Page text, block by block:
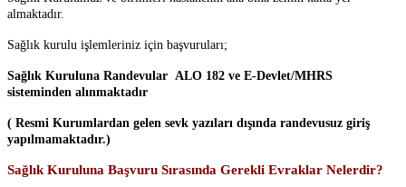
almaktadır.
Sağlık kurulu işlemleriniz için başvuruları;
Sağlık Kuruluna Randevular ALO 182 ve E-Devlet/MHRS
sisteminden alınmaktadır
( Resmi Kurumlardan gelen sevk yazıları dışında randevusuz giriş
yapılmamaktadır.)
Sağlık Kuruluna Başvuru Sırasında Gerekli Evraklar Nelerdir?